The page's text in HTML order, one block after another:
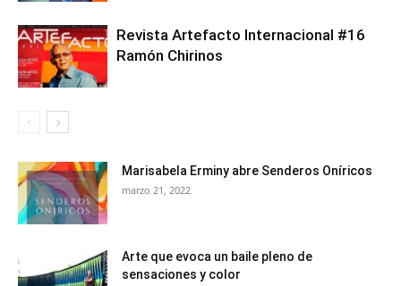
Revista Artefacto Internacional #16
Ramón Chirinos
Marisabela Erminy abre Senderos Oníricos
marzo 21, 2022
Arte que evoca un baile pleno de
sensaciones y color